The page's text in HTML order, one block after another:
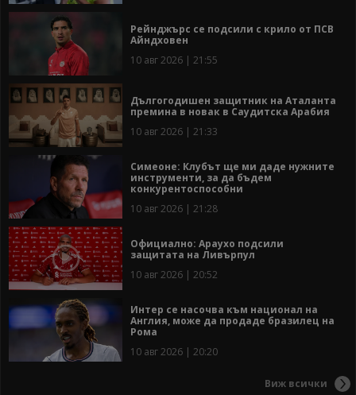
Рейнджърс се подсили с крило от ПСВ
Айндховен
10 авг 2026 | 21:55
Дългогодишен защитник на Аталанта
премина в новак в Саудитска Арабия
10 авг 2026 | 21:33
Симеоне: Клубът ще ми даде нужните
инструменти, за да бъдем
конкурентоспособни
10 авг 2026 | 21:28
Официално: Араухо подсили
защитата на Ливърпул
10 авг 2026 | 20:52
Интер се насочва към национал на
Англия, може да продаде бразилец на
Рома
10 авг 2026 | 20:20
Виж всички